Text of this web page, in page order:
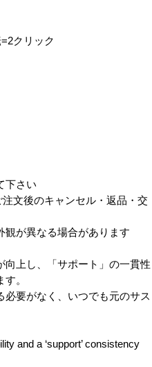
クリック
下さい
文後のキャンセル・返品・交
観が異なる場合があります
向上し、「サポート」の一貫性
。
要がなく、いつでも元のサス
and a ‘support’ consistency